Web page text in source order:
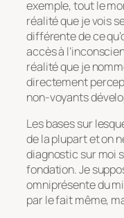
exemple, tout le
réalité que je vois
différente de ce
accès à
réalité que je
directement
non-voyants
Les bases sur
de la plupart et on
diagnostic sur moi
fondation. Je
omniprésente du
par le fait même,